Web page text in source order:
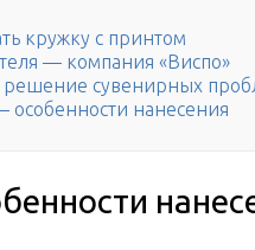
кружку с принтом
— компания «Виспо»
решение сувенирных
особенности нанесения